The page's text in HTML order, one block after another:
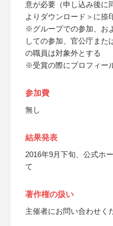
意が必要（申し込み後に
よりダウンロード＞に捺
※グループでの参加、お
しての参加、官公庁また
の職員は対象外とする
※受賞の際にプロフィー
参加費
無し
結果発表
2016年9月下旬、公式ホ
て
著作権の扱い
主催者にお問い合わせく